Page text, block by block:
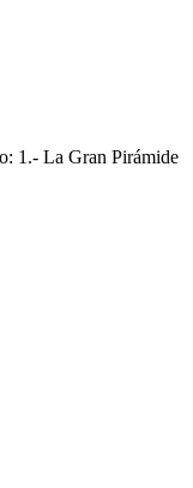
1.- La Gran Pirámide